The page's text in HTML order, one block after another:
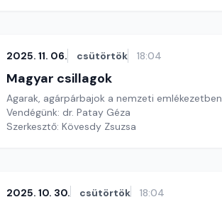
2025. 11. 06. csütörtök 18:04
Magyar csillagok
Agarak, agárpárbajok a nemzeti emlékezetben
Vendégünk: dr. Patay Géza
Szerkesztő: Kövesdy Zsuzsa
2025. 10. 30. csütörtök 18:04